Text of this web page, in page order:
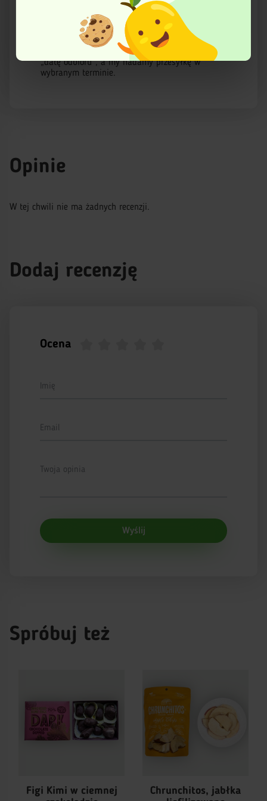
Ta strona korzysta z plików cookies w celu poprawy
swojego funkcjonowania oraz w celach analitycznych.
Więcej informacji znajduje się w Polityce prywatności.
można wybrać datę doręczenia.
Przyjmujemy zamówienia z wyprzedzeniem!
Podczas składania zamówienia wybierz preferowaną
„datę odbioru”, a my nadamy przesyłkę w
wybranym terminie.
Opinie
W tej chwili nie ma żadnych recenzji.
Dodaj recenzję
Ocena
Imię
Email
Twoja opinia
Wyślij
Spróbuj też
Figi Kimi w ciemnej
Chrunchitos, jabłka